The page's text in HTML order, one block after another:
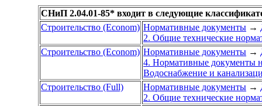
СНиП 2.04.01-85* входит в следующие
Строительство (Econom) Нормативные документы →
2. Общие технические
Строительство (Econom) Нормативные документы →
4. Нормативные документы
Водоснабжение и
Строительство (Full)
Нормативные документы →
2. Общие технические